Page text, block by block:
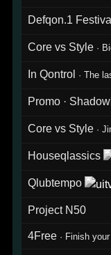
Defqon.1 Festival
Core vs Style ·
In Qontrol ·The
Promo ·
Core vs Style ·
Houseqlassics
Qlubtempo
Project N50
4Free · Finish